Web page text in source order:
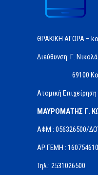
ΘΡΑΚΙΚΗ ΑΓΟΡΑ –
Διεύθυνση: Γ.
69100
Ατομική Επιχείρηση
ΜΑΥΡΟΜΑΤΗΣ Γ.
ΑΦΜ : 056326500/
ΑΡ.ΓΕΜΗ :
Τηλ.: 2531026500